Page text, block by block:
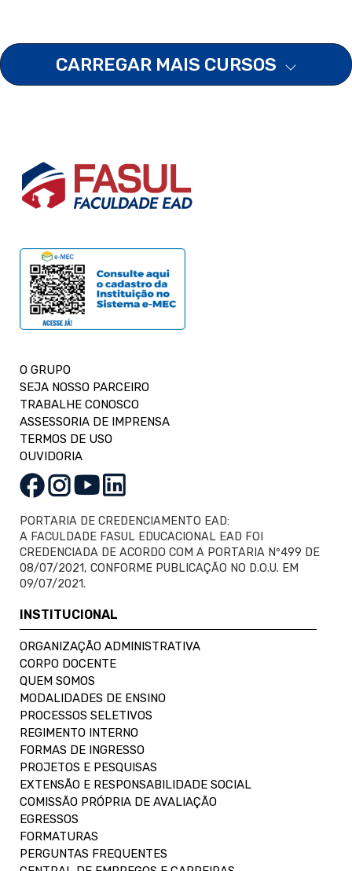
CARREGAR MAIS CURSOS
O GRUPO
SEJA NOSSO PARCEIRO
TRABALHE CONOSCO
ASSESSORIA DE IMPRENSA
TERMOS DE USO
OUVIDORIA
PORTARIA DE CREDENCIAMENTO EAD:
A FACULDADE FASUL EDUCACIONAL EAD FOI
CREDENCIADA DE ACORDO COM A PORTARIA Nº499 DE
08/07/2021, CONFORME PUBLICAÇÃO NO D.O.U. EM
09/07/2021.
INSTITUCIONAL
ORGANIZAÇÃO ADMINISTRATIVA
CORPO DOCENTE
QUEM SOMOS
MODALIDADES DE ENSINO
PROCESSOS SELETIVOS
REGIMENTO INTERNO
FORMAS DE INGRESSO
PROJETOS E PESQUISAS
EXTENSÃO E RESPONSABILIDADE SOCIAL
COMISSÃO PRÓPRIA DE AVALIAÇÃO
EGRESSOS
FORMATURAS
PERGUNTAS FREQUENTES